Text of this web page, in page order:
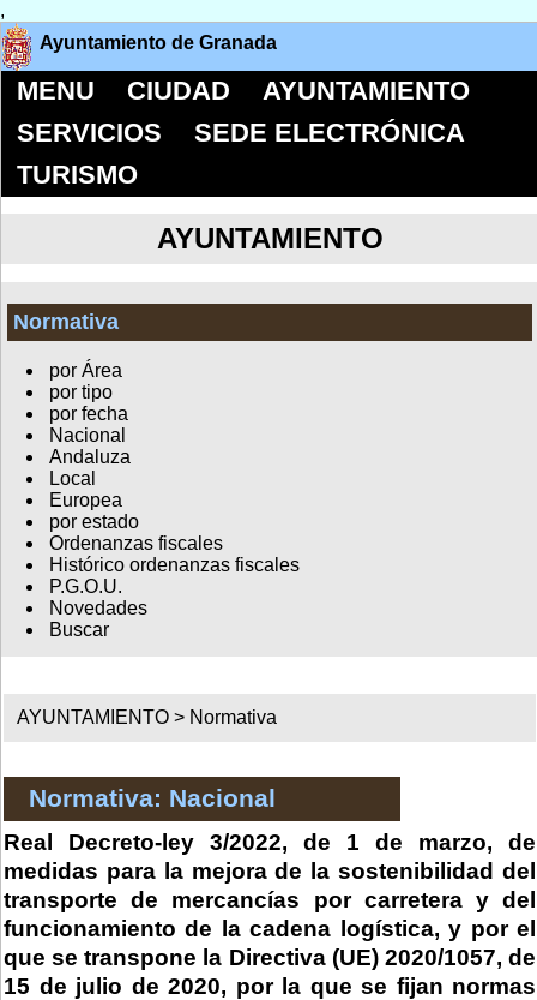
,
Ayuntamiento de Granada
MENU CIUDAD
AYUNTAMIENTO
SERVICIOS
SEDE ELECTRÓNICA
TURISMO
AYUNTAMIENTO
Normativa
por Área
por tipo
por fecha
Nacional
Andaluza
Local
Europea
por estado
Ordenanzas fiscales
Histórico ordenanzas fiscales
P.G.O.U.
Novedades
Buscar
AYUNTAMIENTO > Normativa
Normativa: Nacional
Real Decreto-ley 3/2022, de 1 de marzo, de
medidas para la mejora de la sostenibilidad del
transporte de mercancías por carretera y del
funcionamiento de la cadena logística, y por el
que se transpone la Directiva (UE) 2020/1057, de
15 de julio de 2020, por la que se fijan normas